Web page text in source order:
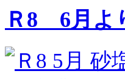
Ｒ8 6月よ